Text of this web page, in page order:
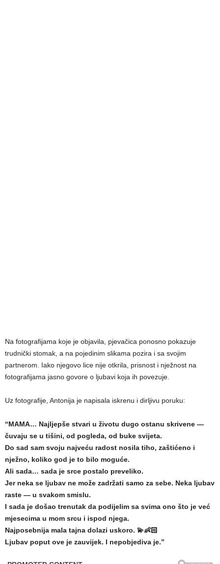
Na fotografijama koje je objavila, pjevačica ponosno pokazuje
trudnički stomak, a na pojedinim slikama pozira i sa svojim
partnerom. Iako njegovo lice nije otkrila, prisnost i nježnost na
fotografijama jasno govore o ljubavi koja ih povezuje.
Uz fotografije, Antonija je napisala iskrenu i dirljivu poruku:
“MAMA… Najljepše stvari u životu dugo ostanu skrivene —
čuvaju se u tišini, od pogleda, od buke svijeta.
Do sad sam svoju najveću radost nosila tiho, zaštićeno i
nježno, koliko god je to bilo moguće.
Ali sada… sada je srce postalo preveliko.
Jer neka se ljubav ne može zadržati samo za sebe. Neka ljubav
raste — u svakom smislu.
I sada je došao trenutak da podijelim sa svima ono što je već
mjesecima u mom srcu i ispod njega.
Najposebnija mala tajna dolazi uskoro. 💫👶🏻
Ljubav poput ove je zauvijek. I nepobjediva je.”